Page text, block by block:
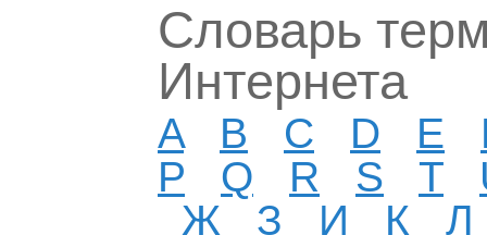
Словарь
Интернета
A B C D E
P
Q R S T
Ж
З И К
Л